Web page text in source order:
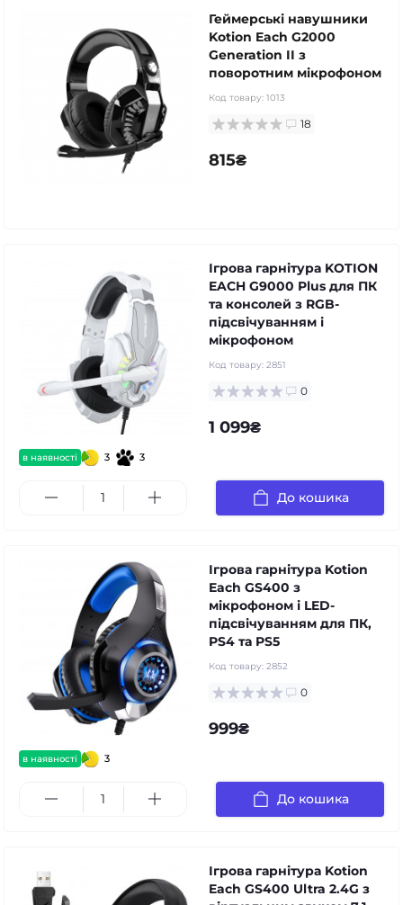
Геймерські навушники
Kotion Each G2000
Generation II з
поворотним мікрофоном
Код товару: 1013
18
815₴
в наявності 3 3
Ігрова гарнітура KOTION
EACH G9000 Plus для ПК
та консолей з RGB-
підсвічуванням і
мікрофоном
Код товару: 2851
0
1 099₴
До кошика
в наявності 3
Ігрова гарнітура Kotion
Each GS400 з
мікрофоном і LED-
підсвічуванням для ПК,
PS4 та PS5
Код товару: 2852
0
999₴
До кошика
Ігрова гарнітура Kotion
Each GS400 Ultra 2.4G з